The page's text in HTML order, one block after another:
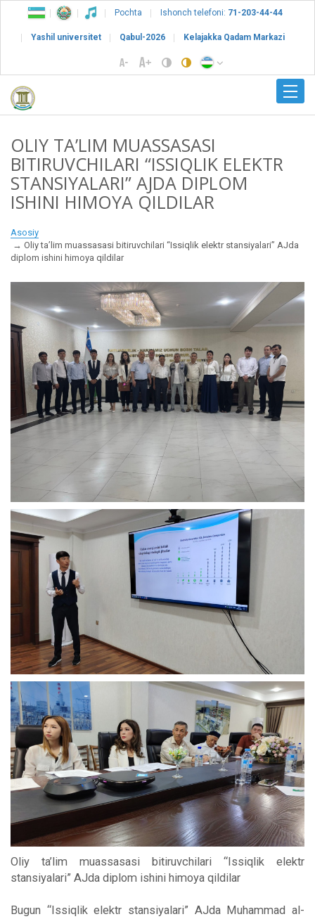
Pochta Ishonch telefoni: 71-203-44-44
Yashil universitet Qabul-2026 Kelajakka Qadam Markazi
OLIY TA’LIM MUASSASASI
BITIRUVCHILARI “ISSIQLIK ELEKTR
STANSIYALARI” AJDA DIPLOM
ISHINI HIMOYA QILDILAR
Asosiy
Oliy ta’lim muassasasi bitiruvchilari “Issiqlik elektr stansiyalari” AJda
diplom ishini himoya qildilar
Oliy ta’lim muassasasi bitiruvchilari “Issiqlik elektr
stansiyalari” AJda diplom ishini himoya qildilar
Bugun “Issiqlik elektr stansiyalari” AJda Muhammad al-